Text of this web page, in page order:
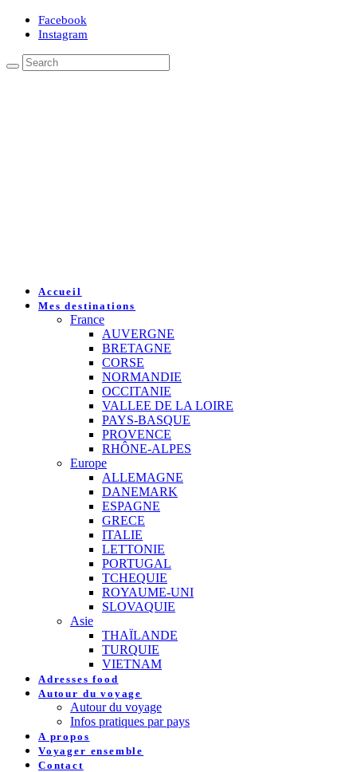
Facebook
Instagram
Accueil
Mes destinations
France
AUVERGNE
BRETAGNE
CORSE
NORMANDIE
OCCITANIE
VALLEE DE LA LOIRE
PAYS-BASQUE
PROVENCE
RHÔNE-ALPES
Europe
ALLEMAGNE
DANEMARK
ESPAGNE
GRECE
ITALIE
LETTONIE
PORTUGAL
TCHEQUIE
ROYAUME-UNI
SLOVAQUIE
Asie
THAÏLANDE
TURQUIE
VIETNAM
Adresses food
Autour du voyage
Autour du voyage
Infos pratiques par pays
A propos
Voyager ensemble
Contact